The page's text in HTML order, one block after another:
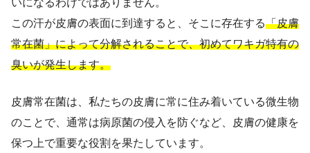
いになるわけではありません。
この汗が皮膚の表面に到達すると、そこに存在する「皮膚
常在菌」によって分解されることで、初めてワキガ特有の
臭いが発生します。
皮膚常在菌は、私たちの皮膚に常に住み着いている微生物
のことで、通常は病原菌の侵入を防ぐなど、皮膚の健康を
保つ上で重要な役割を果たしています。